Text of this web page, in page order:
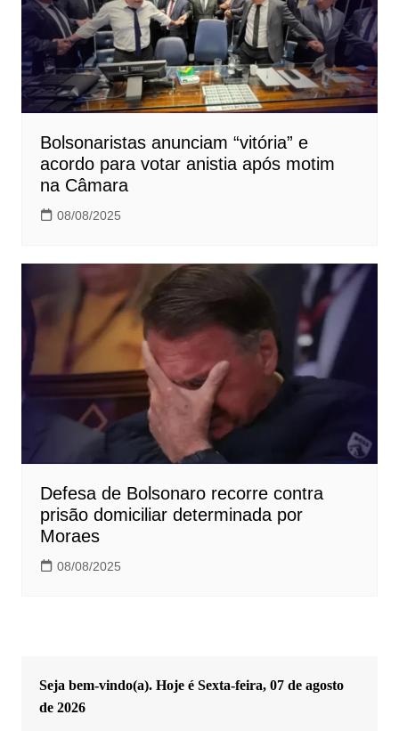
Bolsonaristas anunciam “vitória” e
acordo para votar anistia após motim
na Câmara
08/08/2025
Defesa de Bolsonaro recorre contra
prisão domiciliar determinada por
Moraes
08/08/2025
Seja bem-vindo(a). Hoje é Sexta-feira, 07 de agosto
de 2026